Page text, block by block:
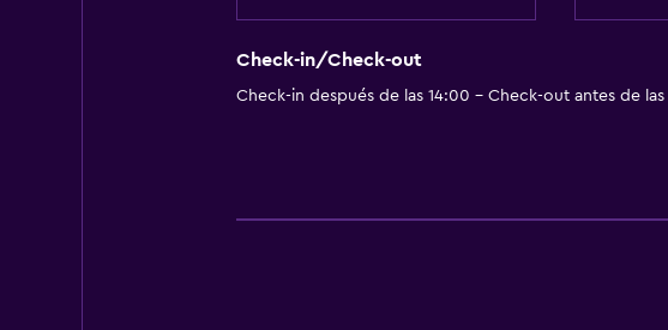
Check-in/Check-out
Check-in después de las 14:00 - Check-out antes de las